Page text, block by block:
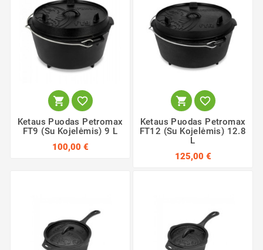
 
Ketaus Puodas Petromax
FT9 (su Kojelėmis) 9 L
100,00 €
 
Ketaus Puodas Petromax
FT12 (su Kojelėmis) 12.8
L
125,00 €